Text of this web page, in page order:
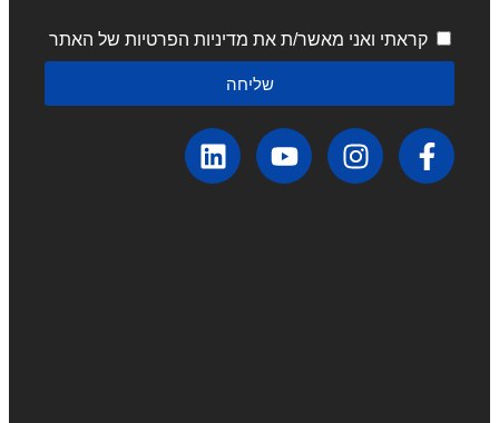
קראתי ואני מאשר/ת את מדיניות הפרטיות של האתר
שליחה